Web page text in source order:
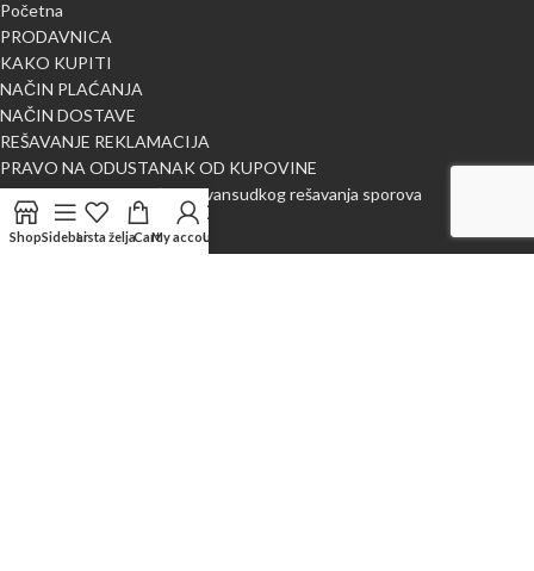
Početna
PRODAVNICA
KAKO KUPITI
NAČIN PLAĆANJA
NAČIN DOSTAVE
REŠAVANJE REKLAMACIJA
PRAVO NA ODUSTANAK OD KUPOVINE
Obaveštenje o mogućnosti vansudkog rešavanja sporova
BLOG
O NAMA
ShopSidebarLista željaCartMy accountUporedi